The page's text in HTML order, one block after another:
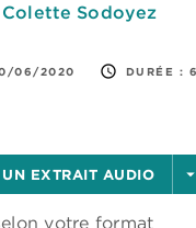
Sodoyez
06/2020 access_time DURÉE :
EXTRAIT AUDIO arrow_drop_down
votre format